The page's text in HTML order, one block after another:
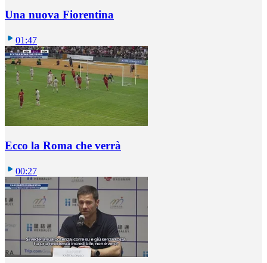
Una nuova Fiorentina
01:47
Ecco la Roma che verrà
00:27